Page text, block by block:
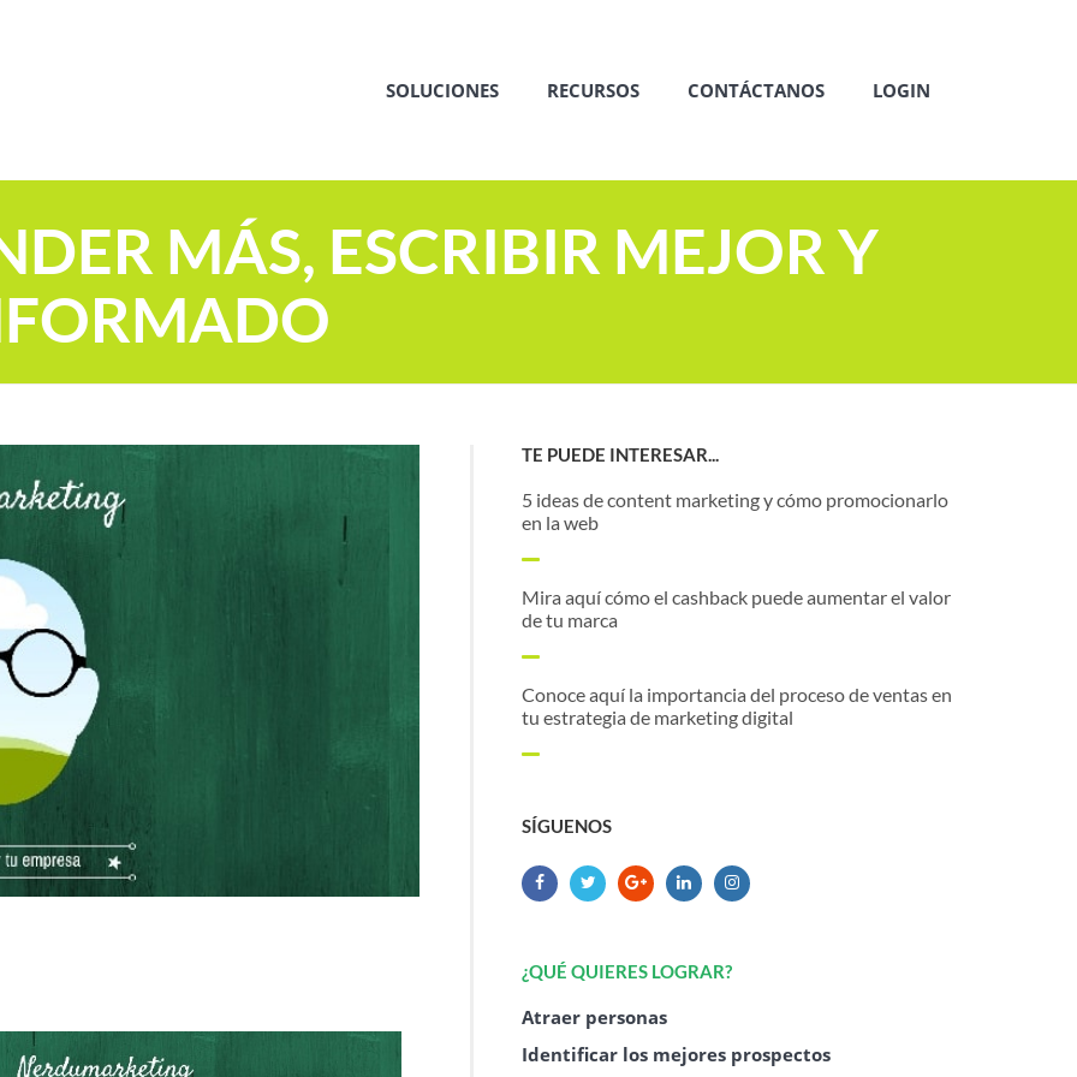
SOLUCIONES RECURSOS CONTÁCTANOS LOGIN
MÁS, ESCRIBIR MEJOR Y
TE PUEDE INTERESAR...
5 ideas de content marketing y cómo promocionarlo
en la web
Mira aquí cómo el cashback puede aumentar el valor
de tu marca
Conoce aquí la importancia del proceso de ventas en
tu estrategia de marketing digital
SÍGUENOS
¿QUÉ QUIERES LOGRAR?
Atraer personas
Identificar los mejores prospectos